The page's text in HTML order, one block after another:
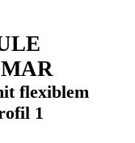
flexiblem
1